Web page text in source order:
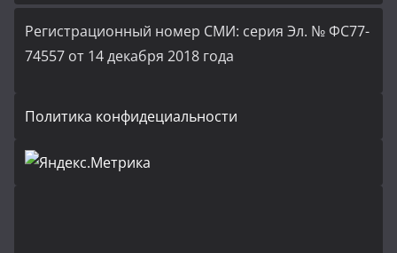
Регистрационный номер СМИ: серия Эл. № ФС77-
74557 от 14 декабря 2018 года
Политика конфидециальности